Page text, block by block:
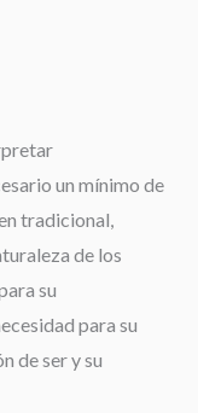
un mínimo de
tradicional,
de los
su
para su
de ser y su